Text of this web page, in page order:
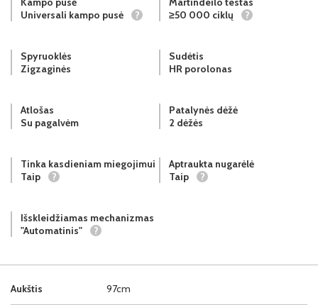
Aukštis 97cm
Universali kampo pusė
?
≥50 000 ciklų
?
Spyruoklės
Zigzaginės
Sudėtis
HR porolonas
Atlošas
Su pagalvėm
Patalynės dėžė
2 dėžės
Tinka kasdieniam miegojimui
Taip
?
Aptraukta nugarėlė
Taip
?
Išskleidžiamas mechanizmas
"Automatinis"
?